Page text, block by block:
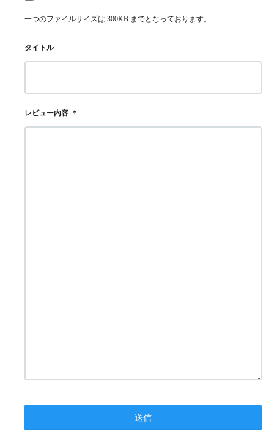
一つのファイルサイズは 300KB までとなっております。
タイトル
レビュー内容 ＊